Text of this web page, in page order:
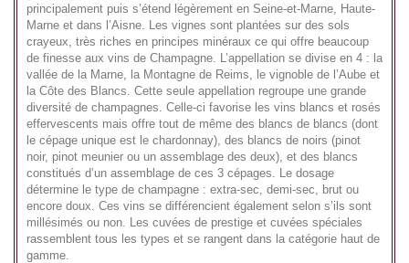
principalement puis s’étend légèrement en Seine-et-Marne, Haute-
Marne et dans l’Aisne. Les vignes sont plantées sur des sols
crayeux, très riches en principes minéraux ce qui offre beaucoup
de finesse aux vins de Champagne. L’appellation se divise en 4 : la
vallée de la Marne, la Montagne de Reims, le vignoble de l’Aube et
la Côte des Blancs. Cette seule appellation regroupe une grande
diversité de champagnes. Celle-ci favorise les vins blancs et rosés
effervescents mais offre tout de même des blancs de blancs (dont
le cépage unique est le chardonnay), des blancs de noirs (pinot
noir, pinot meunier ou un assemblage des deux), et des blancs
constitués d’un assemblage de ces 3 cépages. Le dosage
détermine le type de champagne : extra-sec, demi-sec, brut ou
encore doux. Ces vins se différencient également selon s’ils sont
millésimés ou non. Les cuvées de prestige et cuvées spéciales
rassemblent tous les types et se rangent dans la catégorie haut de
gamme.